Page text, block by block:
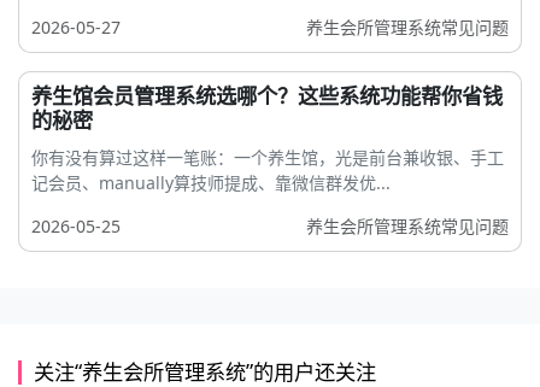
2026-05-27
养生会所管理系统常见问题
养生馆会员管理系统选哪个？这些系统功能帮你省钱
的秘密
你有没有算过这样一笔账：一个养生馆，光是前台兼收银、手工
记会员、manually算技师提成、靠微信群发优...
2026-05-25
养生会所管理系统常见问题
关注“养生会所管理系统”的用户还关注